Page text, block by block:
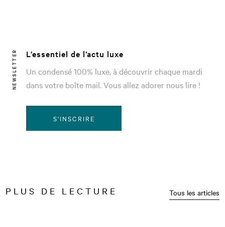
NEWSLETTER
L’essentiel de l’actu luxe
Un condensé 100% luxe, à découvrir chaque mardi
dans votre boîte mail. Vous allez adorer nous lire !
S'INSCRIRE
PLUS DE LECTURE Tous les articles